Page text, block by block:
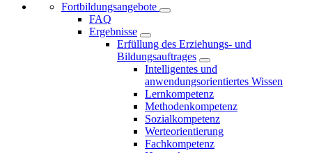
Fortbildungsangebote
FAQ
Ergebnisse
Erfüllung des Erziehungs- und
Bildungsauftrages
Intelligentes und
anwendungsorientiertes Wissen
Lernkompetenz
Methodenkompetenz
Sozialkompetenz
Werteorientierung
Fachkompetenz